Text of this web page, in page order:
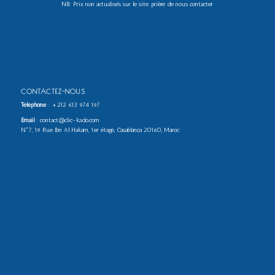
NB: Prix non actualisés sur le site. prière de nous contacter
CONTACTEZ-NOUS
Téléphone: +212 613 974 197
Email: contact@clic-kado.com
N°7, 19 Rue Ibn Al Hakam, 1er étage, Casablanca 20160, Maroc